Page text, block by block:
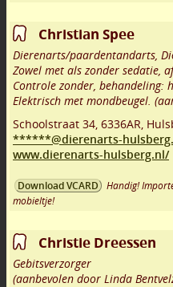
Christian Spee
Dierenarts/paardentandarts,
Zowel met als zonder sedatie,
Controle zonder, behandeling:
Elektrisch met mondbeugel.
Schoolstraat 34 6336AR
******@dierenarts-
www.dierenarts-hulsberg.nl/
Download VCARD
Handig!
mobieltje!
Christie Dreessen
Gebitsverzorger
(aanbevolen door Linda